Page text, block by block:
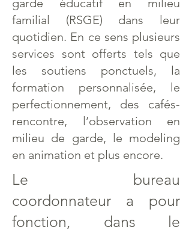
garde éducatif en milieu
familial (RSGE) dans leur
quotidien. En ce sens plusieurs
services sont offerts tels que
les soutiens ponctuels, la
formation personnalisée, le
perfectionnement, des cafés-
rencontre, l’observation en
milieu de garde, le modeling
en animation et plus encore.
Le bureau
coordonnateur a pour
fonction, dans le